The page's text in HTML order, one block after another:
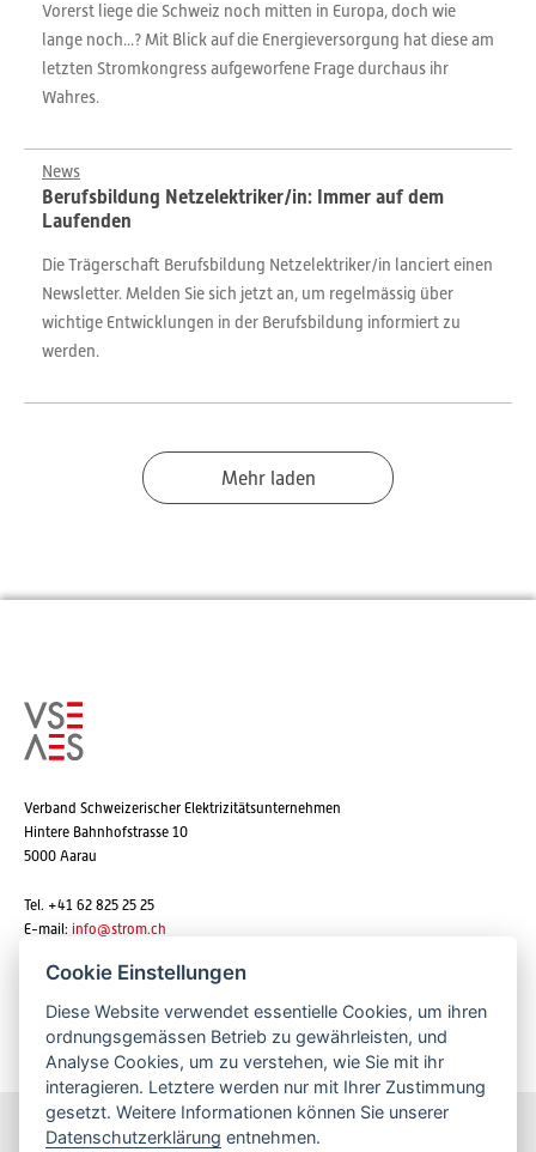
Vorerst liege die Schweiz noch mitten in Europa, doch wie
lange noch...? Mit Blick auf die Energieversorgung hat diese am
letzten Stromkongress aufgeworfene Frage durchaus ihr
Wahres.
News
Berufsbildung Netzelektriker/in: Immer auf dem
Laufenden
Die Trägerschaft Berufsbildung Netzelektriker/in lanciert einen
Newsletter. Melden Sie sich jetzt an, um regelmässig über
wichtige Entwicklungen in der Berufsbildung informiert zu
werden.
Mehr laden
Verband Schweizerischer Elektrizitätsunternehmen
Hintere Bahnhofstrasse 10
5000 Aarau
Tel. +41 62 825 25 25
E-mail: info@strom.ch
Newsletter abonnieren
Bleiben Sie informiert
Cookie Einstellungen
Diese Website verwendet essentielle Cookies, um ihren
ordnungsgemässen Betrieb zu gewährleisten, und
Analyse Cookies, um zu verstehen, wie Sie mit ihr
interagieren. Letztere werden nur mit Ihrer Zustimmung
gesetzt. Weitere Informationen können Sie unserer
Datenschutzerklärung entnehmen.